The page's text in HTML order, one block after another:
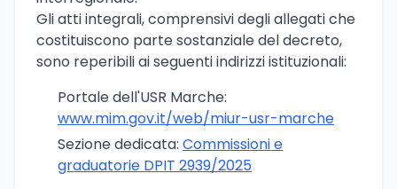
Gli atti integrali, comprensivi degli allegati che
costituiscono parte sostanziale del decreto,
sono reperibili ai seguenti indirizzi istituzionali:
Portale dell'USR Marche:
www.mim.gov.it/web/miur-usr-marche
Sezione dedicata: Commissioni e
graduatorie DPIT 2939/2025